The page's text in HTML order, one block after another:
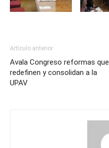
Artículo anterior
Avala Congreso reformas que
redefinen y consolidan a la
UPAV